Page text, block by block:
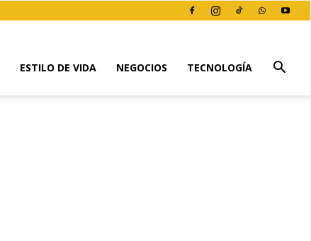
ESTILO DE VIDA NEGOCIOS TECNOLOGÍA